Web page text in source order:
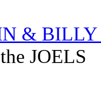
& BILLY
JOELS